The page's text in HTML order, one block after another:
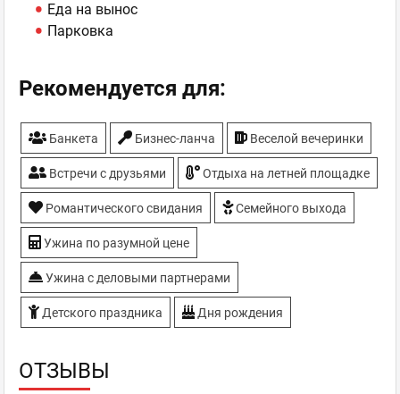
Еда на вынос
Парковка
Рекомендуется для:
Банкета Бизнес-ланча Веселой вечеринки
Встречи с друзьями Отдыха на летней площадке
Романтического свидания Семейного выхода
Ужина по разумной цене
Ужина с деловыми партнерами
Детского праздника Дня рождения
ОТЗЫВЫ